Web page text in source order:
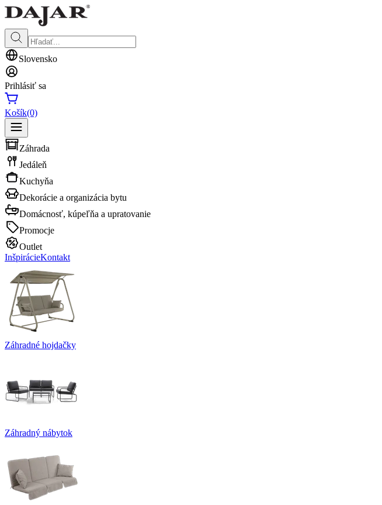
Slovensko
Prihlásiť sa
Košík(0)
Záhrada
Jedáleň
Kuchyňa
Dekorácie a organizácia bytu
Domácnosť, kúpeľňa a upratovanie
Promocje
Outlet
InšpirácieKontakt
Záhradné hojdačky
Záhradný nábytok